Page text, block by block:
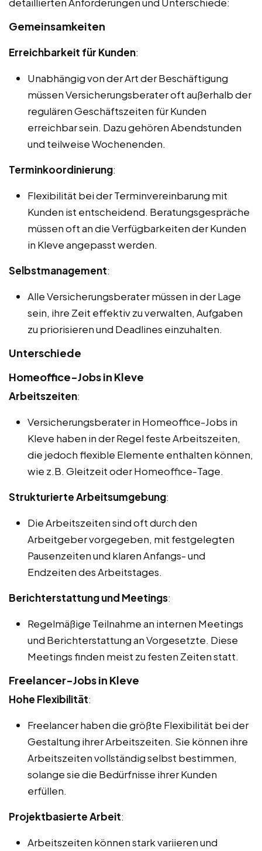
Gemeinsamkeiten
Erreichbarkeit für Kunden:
Unabhängig von der Art der Beschäftigung
müssen Versicherungsberater oft außerhalb der
regulären Geschäftszeiten für Kunden
erreichbar sein. Dazu gehören Abendstunden
und teilweise Wochenenden.
Terminkoordinierung:
Flexibilität bei der Terminvereinbarung mit
Kunden ist entscheidend. Beratungsgespräche
müssen oft an die Verfügbarkeiten der Kunden
in Kleve angepasst werden.
Selbstmanagement:
Alle Versicherungsberater müssen in der Lage
sein, ihre Zeit effektiv zu verwalten, Aufgaben
zu priorisieren und Deadlines einzuhalten.
Unterschiede
Homeoffice-Jobs in Kleve
Arbeitszeiten:
Versicherungsberater in Homeoffice-Jobs in
Kleve haben in der Regel feste Arbeitszeiten,
die jedoch flexible Elemente enthalten können,
wie z.B. Gleitzeit oder Homeoffice-Tage.
Strukturierte Arbeitsumgebung:
Die Arbeitszeiten sind oft durch den
Arbeitgeber vorgegeben, mit festgelegten
Pausenzeiten und klaren Anfangs- und
Endzeiten des Arbeitstages.
Berichterstattung und Meetings:
Regelmäßige Teilnahme an internen Meetings
und Berichterstattung an Vorgesetzte. Diese
Meetings finden meist zu festen Zeiten statt.
Freelancer-Jobs in Kleve
Hohe Flexibilität:
Freelancer haben die größte Flexibilität bei der
Gestaltung ihrer Arbeitszeiten. Sie können ihre
Arbeitszeiten vollständig selbst bestimmen,
solange sie die Bedürfnisse ihrer Kunden
erfüllen.
Projektbasierte Arbeit:
Arbeitszeiten können stark variieren und